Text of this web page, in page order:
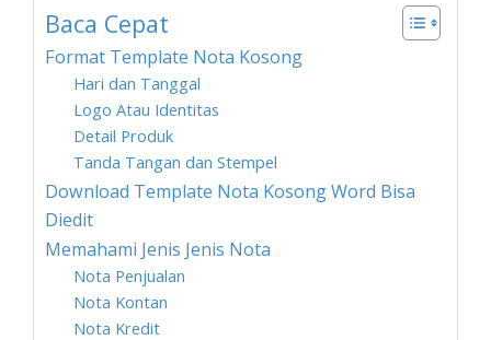
Baca Cepat
Format Template Nota Kosong
Hari dan Tanggal
Logo Atau Identitas
Detail Produk
Tanda Tangan dan Stempel
Download Template Nota Kosong Word Bisa
Diedit
Memahami Jenis Jenis Nota
Nota Penjualan
Nota Kontan
Nota Kredit